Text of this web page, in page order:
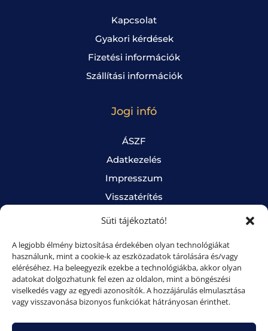
Süti tájékoztató!
A legjobb élmény biztosítása érdekében olyan technológiákat
használunk, mint a cookie-k az eszközadatok tárolására és/vagy
eléréséhez. Ha beleegyezik ezekbe a technológiákba, akkor olyan
adatokat dolgozhatunk fel ezen az oldalon, mint a böngészési
viselkedés vagy az egyedi azonosítók. A hozzájárulás elmulasztása
vagy visszavonása bizonyos funkciókat hátrányosan érinthet.
Kapcsolat
Gyakori kérdések
Fizetési információk
Szállítási információk
Jogi infó
ÁSZF
Adatkezelés
Impresszum
Visszatérítés
Süti tájékoztató
Online fizetés
Bankkártyás fizetés Barionnal.
Nem kötelező regisztrálni!